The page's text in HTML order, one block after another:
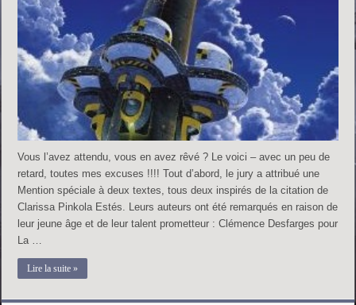
Vous l’avez attendu, vous en avez rêvé ? Le voici – avec un peu de
retard, toutes mes excuses !!!! Tout d’abord, le jury a attribué une
Mention spéciale à deux textes, tous deux inspirés de la citation de
Clarissa Pinkola Estés. Leurs auteurs ont été remarqués en raison de
leur jeune âge et de leur talent prometteur : Clémence Desfarges pour
La …
Lire la suite »